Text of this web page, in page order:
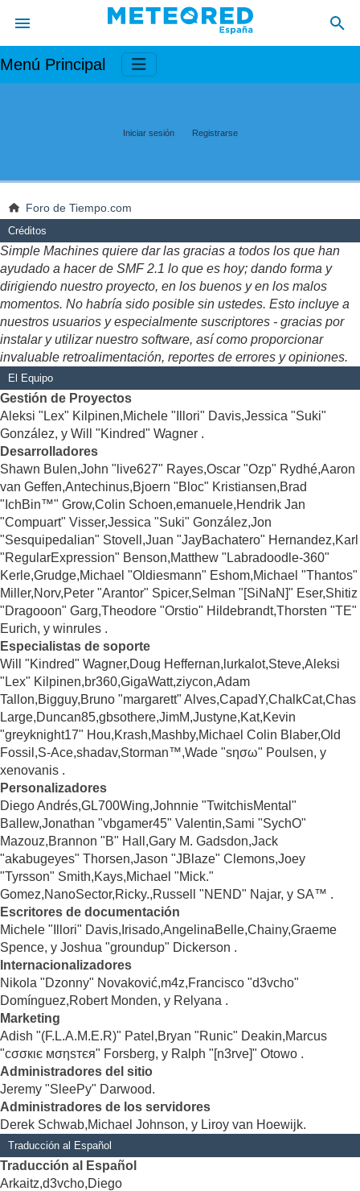
Menú Principal
Iniciar sesión Registrarse
Foro de Tiempo.com
Créditos
Simple Machines quiere dar las gracias a todos los que han
ayudado a hacer de SMF 2.1 lo que es hoy; dando forma y
dirigiendo nuestro proyecto, en los buenos y en los malos
momentos. No habría sido posible sin ustedes. Esto incluye a
nuestros usuarios y especialmente suscriptores - gracias por
instalar y utilizar nuestro software, así como proporcionar
invaluable retroalimentación, reportes de errores y opiniones.
El Equipo
Gestión de Proyectos
Aleksi "Lex" Kilpinen,Michele "Illori" Davis,Jessica "Suki"
González, y Will "Kindred" Wagner .
Desarrolladores
Shawn Bulen,John "live627" Rayes,Oscar "Ozp" Rydhé,Aaron
van Geffen,Antechinus,Bjoern "Bloc" Kristiansen,Brad
"IchBin™" Grow,Colin Schoen,emanuele,Hendrik Jan
"Compuart" Visser,Jessica "Suki" González,Jon
"Sesquipedalian" Stovell,Juan "JayBachatero" Hernandez,Karl
"RegularExpression" Benson,Matthew "Labradoodle-360"
Kerle,Grudge,Michael "Oldiesmann" Eshom,Michael "Thantos"
Miller,Norv,Peter "Arantor" Spicer,Selman "[SiNaN]" Eser,Shitiz
"Dragooon" Garg,Theodore "Orstio" Hildebrandt,Thorsten "TE"
Eurich, y winrules .
Especialistas de soporte
Will "Kindred" Wagner,Doug Heffernan,lurkalot,Steve,Aleksi
"Lex" Kilpinen,br360,GigaWatt,ziycon,Adam
Tallon,Bigguy,Bruno "margarett" Alves,CapadY,ChalkCat,Chas
Large,Duncan85,gbsothere,JimM,Justyne,Kat,Kevin
"greyknight17" Hou,Krash,Mashby,Michael Colin Blaber,Old
Fossil,S-Ace,shadav,Storman™,Wade "sησω" Poulsen, y
xenovanis .
Personalizadores
Diego Andrés,GL700Wing,Johnnie "TwitchisMental"
Ballew,Jonathan "vbgamer45" Valentin,Sami "SychO"
Mazouz,Brannon "B" Hall,Gary M. Gadsdon,Jack
"akabugeyes" Thorsen,Jason "JBlaze" Clemons,Joey
"Tyrsson" Smith,Kays,Michael "Mick."
Gomez,NanoSector,Ricky.,Russell "NEND" Najar, y SA™ .
Escritores de documentación
Michele "Illori" Davis,Irisado,AngelinaBelle,Chainy,Graeme
Spence, y Joshua "groundup" Dickerson .
Internacionalizadores
Nikola "Dzonny" Novaković,m4z,Francisco "d3vcho"
Domínguez,Robert Monden, y Relyana .
Marketing
Adish "(F.L.A.M.E.R)" Patel,Bryan "Runic" Deakin,Marcus
"cσσкιє мσηѕтєя" Forsberg, y Ralph "[n3rve]" Otowo .
Administradores del sitio
Jeremy "SleePy" Darwood.
Administradores de los servidores
Derek Schwab,Michael Johnson, y Liroy van Hoewijk.
Traducción al Español
Traducción al Español
Arkaitz,d3vcho,Diego